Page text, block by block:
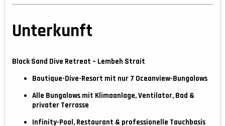
Unterkunft
Black Sand Dive Retreat – Lembeh Strait
Boutique-Dive-Resort mit nur 7 Oceanview-Bungalows
Alle Bungalows mit Klimaanlage, Ventilator, Bad &
privater Terrasse
Infinity-Pool, Restaurant & professionelle Tauchbasis